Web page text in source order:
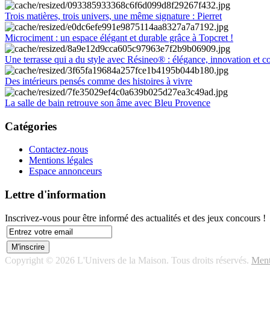
Trois matières, trois univers, une même signature : Pierret
Microciment : un espace élégant et durable grâce à Topcret !
Une terrasse qui a du style avec Résineo® : élégance, innovation et
Des intérieurs pensés comme des histoires à vivre
La salle de bain retrouve son âme avec Bleu Provence
Catégories
Contactez-nous
Mentions légales
Espace annonceurs
Lettre d'information
Inscrivez-vous pour être informé des actualités et des jeux concours !
Copyright © 2026 L'Univers de la Maison. Tous droits réservés.